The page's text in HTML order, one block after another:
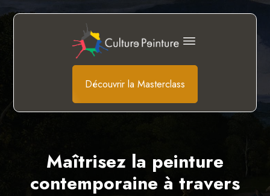
Découvrir la Masterclass
Maîtrisez la peinture
contemporaine à travers